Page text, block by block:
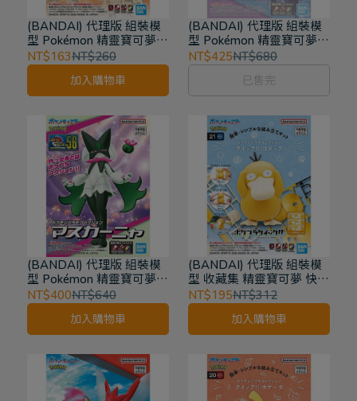
(BANDAI) 代理版 組裝模
型 Pokémon 精靈寶可夢
PLAMO收藏集收藏集 快組
版!! 布撥 22
NT$163NT$260
加入購物車
(BANDAI) 代理版 組裝模
型 Pokémon 精靈寶可夢
PLAMO收藏集收藏集 蒼炎
刃鬼 57
NT$425NT$680
已售完
(BANDAI) 代理版 組裝模
型 Pokémon 精靈寶可夢
PLAMO收藏集收藏集 魔幻
假面喵
NT$400NT$640
加入購物車
(BANDAI) 代理版 組裝模
型 收藏集 精靈寶可夢 快組
版!! 可達鴨 #21
NT$195NT$312
加入購物車